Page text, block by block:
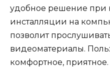
удобное решение при
инсталляции на
позволит
видеоматериалы.
комфортное, приятное.